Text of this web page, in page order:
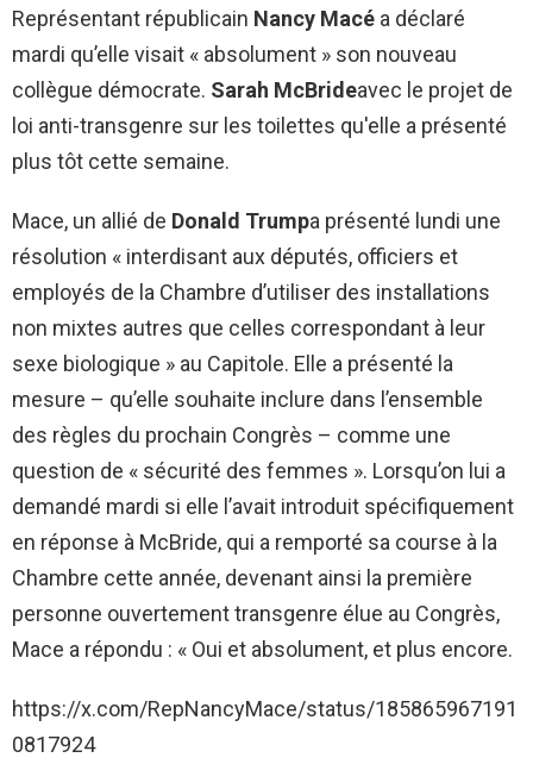
Représentant républicain Nancy Macé a déclaré
mardi qu’elle visait « absolument » son nouveau
collègue démocrate. Sarah McBrideavec le projet de
loi anti-transgenre sur les toilettes qu'elle a présenté
plus tôt cette semaine.
Mace, un allié de Donald Trumpa présenté lundi une
résolution « interdisant aux députés, officiers et
employés de la Chambre d’utiliser des installations
non mixtes autres que celles correspondant à leur
sexe biologique » au Capitole. Elle a présenté la
mesure – qu’elle souhaite inclure dans l’ensemble
des règles du prochain Congrès – comme une
question de « sécurité des femmes ». Lorsqu’on lui a
demandé mardi si elle l’avait introduit spécifiquement
en réponse à McBride, qui a remporté sa course à la
Chambre cette année, devenant ainsi la première
personne ouvertement transgenre élue au Congrès,
Mace a répondu : « Oui et absolument, et plus encore.
https://x.com/RepNancyMace/status/185865967191
0817924